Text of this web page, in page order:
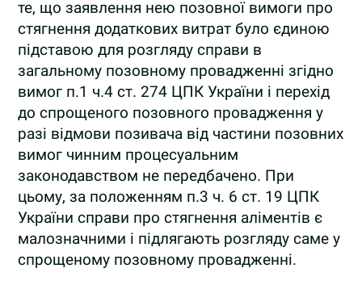
те, що заявлення нею позовної вимоги про
стягнення додаткових витрат було єдиною
підставою для розгляду справи в
загальному позовному провадженні згідно
вимог п.1 ч.4 ст. 274 ЦПК України і перехід
до спрощеного позовного провадження у
разі відмови позивача від частини позовних
вимог чинним процесуальним
законодавством не передбачено. При
цьому, за положенням п.3 ч. 6 ст. 19 ЦПК
України справи про стягнення аліментів є
малозначними і підлягають розгляду саме у
спрощеному позовному провадженні.